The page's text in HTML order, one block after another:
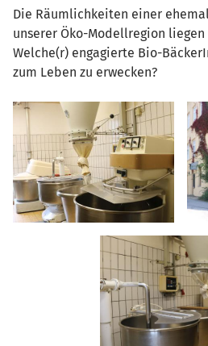
Die Räumlichkeiten einer
unserer Öko-Modellregion
Welche(r) engagierte Bio-
zum Leben zu erwecken?